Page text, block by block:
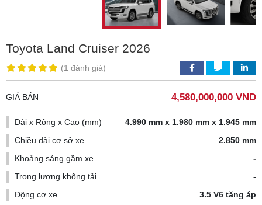
Toyota Land Cruiser 2026
(1 đánh giá)
GIÁ BÁN 4,580,000,000 VND
Dài x Rộng x Cao (mm)
4.990 mm x 1.980 mm x 1.945 mm
Chiều dài cơ sở xe
2.850 mm
Khoảng sáng gầm xe
-
Trọng lượng không tải
-
Động cơ xe
3.5 V6 tăng áp